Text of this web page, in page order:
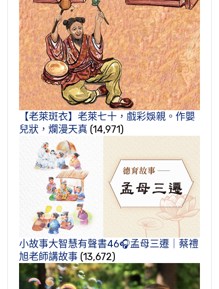
【老萊斑衣】老萊七十，戲彩娛親。作嬰
兒狀，爛漫天真 (14,971)
小故事大智慧有聲書46🎧孟母三遷｜蔡禮
旭老師講故事 (13,672)